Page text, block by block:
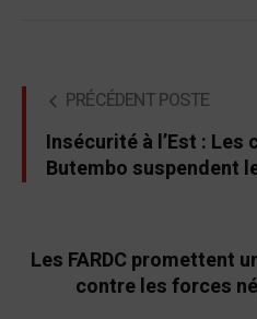
PRÉCÉDENT POSTE
Insécurité à l’Est :
Butembo suspendent
Les FARDC promettent
contre les forces